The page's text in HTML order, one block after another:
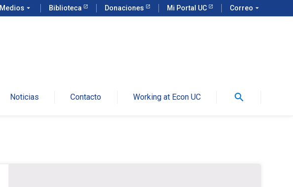
Medios arrow_drop_down Biblioteca Donaciones Mi Portal UC Correo arrow_drop_down
Noticias Contacto Working at Econ UC search